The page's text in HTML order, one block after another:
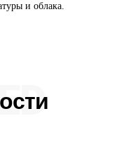
и облака.